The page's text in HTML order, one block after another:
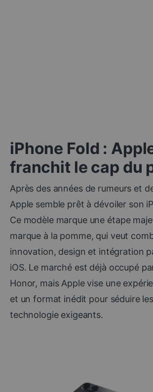
iPhone Fold :
franchit le cap du
Après des années de rumeurs et
Apple semble prêt à dévoiler son
Ce modèle marque une étape
marque à la pomme, qui veut
innovation, design et intégration
iOS. Le marché est déjà occupé
Honor, mais Apple vise une
et un format inédit pour séduire
technologie exigeants.